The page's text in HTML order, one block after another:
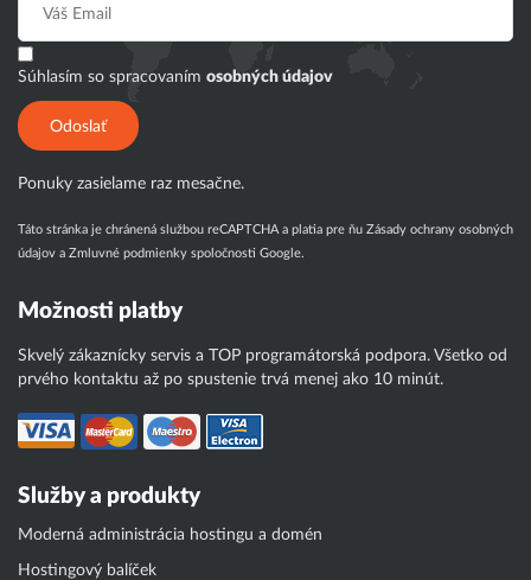
Súhlasím so spracovaním osobných údajov
Odoslať
Ponuky zasielame raz mesačne.
Táto stránka je chránená službou reCAPTCHA a platia pre ňu Zásady ochrany osobných
údajov a Zmluvné podmienky spoločnosti Google.
Možnosti platby
Skvelý zákaznícky servis a TOP programátorská podpora. Všetko od
prvého kontaktu až po spustenie trvá menej ako 10 minút.
Služby a produkty
Moderná administrácia hostingu a domén
Hostingový balíček